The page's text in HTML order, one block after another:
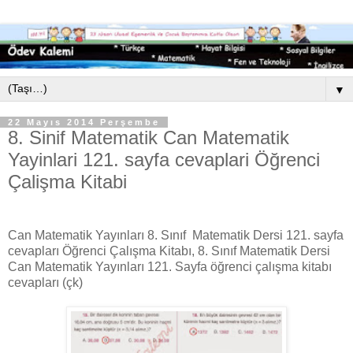
▼
22 Mayıs 2014 Perşembe
8. Sinif Matematik Can Matematik
Yayinlari 121. sayfa cevaplari Öğrenci
Çalişma Kitabi
Can Matematik Yayınları 8. Sınıf Matematik Dersi 121. sayfa
cevapları Öğrenci Çalışma Kitabı, 8. Sınıf Matematik Dersi
Can Matematik Yayınları 121. Sayfa öğrenci çalışma kitabı
cevapları (çk)